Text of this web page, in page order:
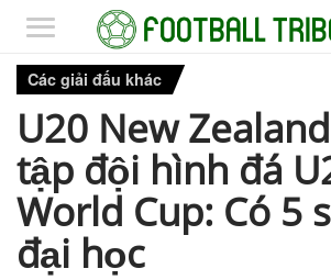
Các giải đấu khác
U20 New
tập đội hình đá
World Cup: Có 5
đại học